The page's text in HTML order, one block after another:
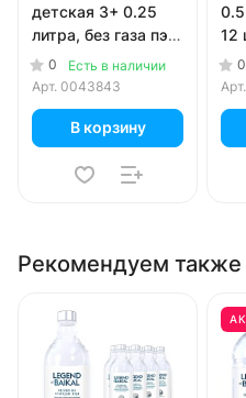
детская 3+ 0.25
литра, без газа пэт,
24 шт. в уп.
0
Есть в наличии
Арт. 0043843
В корзину
0.5
12
0
Арт.
Рекомендуем также